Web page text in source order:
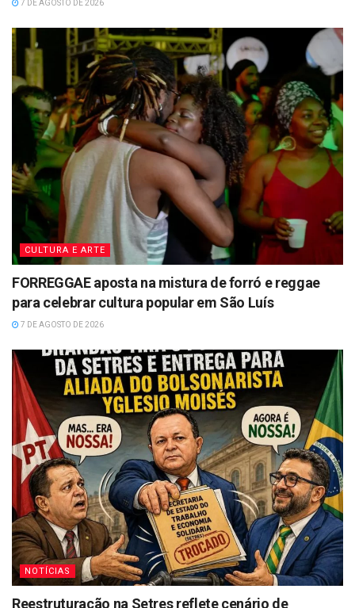
7 DE AGOSTO DE 2026
CULTURA E ARTE
FORREGGAE aposta na mistura de forró e reggae
para celebrar cultura popular em São Luís
7 DE AGOSTO DE 2026
NOTÍCIAS
Reestruturação na Setres reflete cenário de